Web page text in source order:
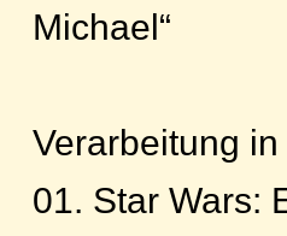
Michael“
Verarbeitung in
01. Star Wars: